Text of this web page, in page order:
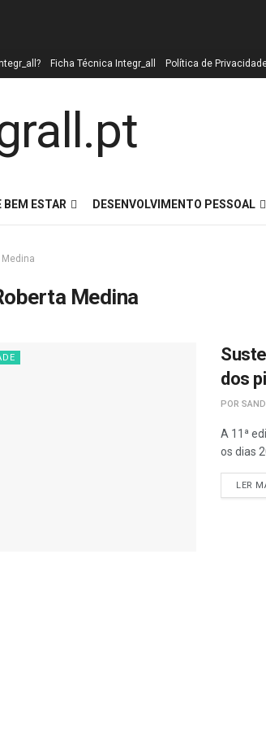
Ficha Técnica Integr_all Política de
BEM ESTAR DESENVOLVIMENTO PESSOAL
Medina
Medina
dos
POR
A 11ª
os dias
LER